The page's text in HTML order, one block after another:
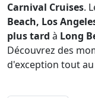
Carnival Cruises.
Beach, Los
plus tard à Long
Découvrez des
d'exception tout